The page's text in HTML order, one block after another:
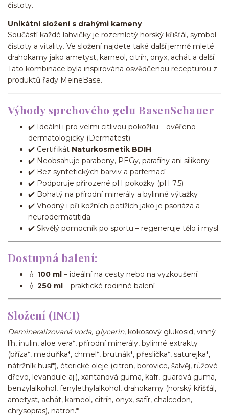
čistoty.
Unikátní složení s drahými kameny
Součástí každé lahvičky je rozemletý horský křišťál, symbol
čistoty a vitality. Ve složení najdete také další jemně mleté
drahokamy jako ametyst, karneol, citrín, onyx, achát a další.
Tato kombinace byla inspirována osvědčenou recepturou z
produktů řady MeineBase.
Výhody sprchového gelu BasenSchauer
✔️ Ideální i pro velmi citlivou pokožku – ověřeno
dermatologicky (Dermatest)
✔️ Certifikát Naturkosmetik BDIH
✔️ Neobsahuje parabeny, PEGy, parafíny ani silikony
✔️ Bez syntetických barviv a parfemací
✔️ Podporuje přirozené pH pokožky (pH 7,5)
✔️ Bohatý na přírodní minerály a bylinné výtažky
✔️ Vhodný i při kožních potížích jako je psoriáza a
neurodermatitida
✔️ Skvělý pomocník po sportu – regeneruje tělo i mysl
Dostupná balení:
💧 100 ml – ideální na cesty nebo na vyzkoušení
💧 250 ml – praktické rodinné balení
Složení (INCI)
Demineralizovaná voda, glycerin, kokosový glukosid, vinný
líh, inulin, aloe vera*, přírodní minerály, bylinné extrakty
(bříza*, meduňka*, chmel*, brutnák*, přeslička*, saturejka*,
nátržník husí*), éterické oleje (citron, borovice, šalvěj, růžové
dřevo, levandule aj.), xantanová guma, kafr, guarová guma,
benzylalkohol, fenylethylalkohol, drahokamy (horský křišťál,
ametyst, achát, karneol, citrín, onyx, safír, chalcedon,
chrysopras), natron.*